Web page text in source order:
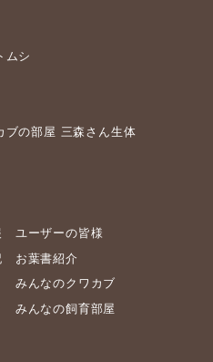
ムシ
ブの部屋 三森さん生体
ユーザーの皆様
お葉書紹介
みんなのクワカブ
みんなの飼育部屋